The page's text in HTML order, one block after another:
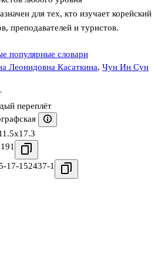
для тех, кто изучает корейский
преподавателей и туристов.
популярные словари
Леонидовна Касаткина, Чун Ин Сун
переплёт
17-152437-1